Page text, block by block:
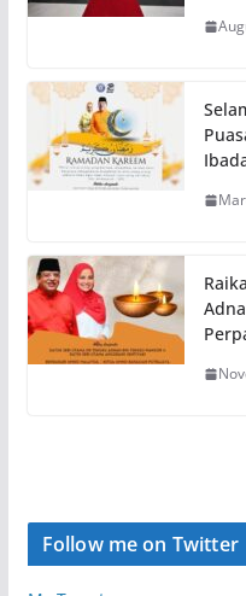
Follow me on Twitter